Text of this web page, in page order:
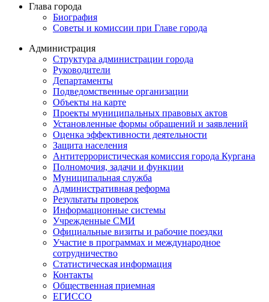
Глава города
Биография
Советы и комиссии при Главе города
Администрация
Структура администрации города
Руководители
Департаменты
Подведомственные организации
Объекты на карте
Проекты муниципальных правовых актов
Установленные формы обращений и заявлений
Оценка эффективности деятельности
Защита населения
Антитеррористическая комиссия города Кургана
Полномочия, задачи и функции
Муниципальная служба
Административная реформа
Результаты проверок
Информационные системы
Учрежденные СМИ
Официальные визиты и рабочие поездки
Участие в программах и международное
сотрудничество
Статистическая информация
Контакты
Общественная приемная
ЕГИССО